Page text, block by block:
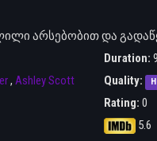
არსებობით და
, Ashley Scott
Duration:
Quality:
Rating: 0
5.6